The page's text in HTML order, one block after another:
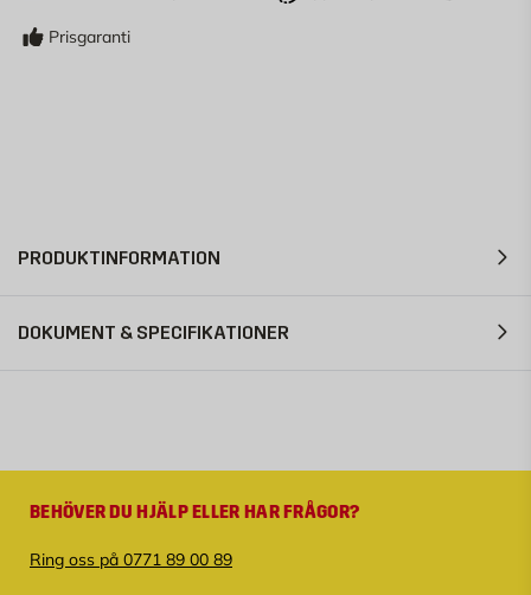
Prisgaranti
PRODUKTINFORMATION
DOKUMENT & SPECIFIKATIONER
BEHÖVER DU HJÄLP ELLER HAR FRÅGOR?
Ring oss på 0771 89 00 89